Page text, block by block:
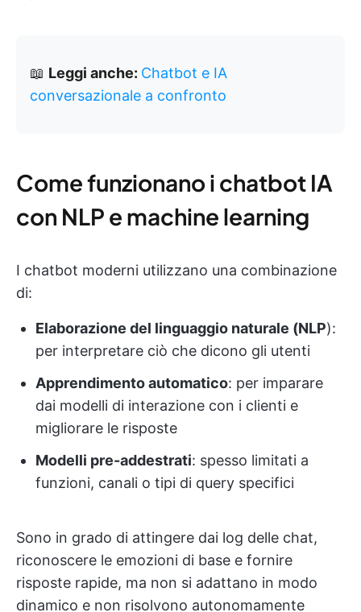
📖 Leggi anche: Chatbot e IA
conversazionale a confronto
Come funzionano i chatbot IA
con NLP e machine learning
I chatbot moderni utilizzano una combinazione
di:
Elaborazione del linguaggio naturale (NLP):
per interpretare ciò che dicono gli utenti
Apprendimento automatico: per imparare
dai modelli di interazione con i clienti e
migliorare le risposte
Modelli pre-addestrati: spesso limitati a
funzioni, canali o tipi di query specifici
Sono in grado di attingere dai log delle chat,
riconoscere le emozioni di base e fornire
risposte rapide, ma non si adattano in modo
dinamico e non risolvono autonomamente